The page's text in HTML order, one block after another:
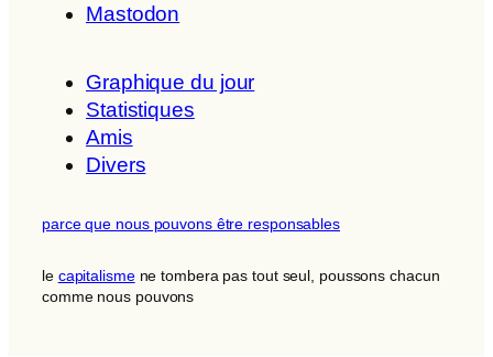
Mastodon
Graphique du jour
Statistiques
Amis
Divers
parce que nous pouvons être responsables
le capitalismene tombera pas tout seul, poussons chacun
comme nous pouvons